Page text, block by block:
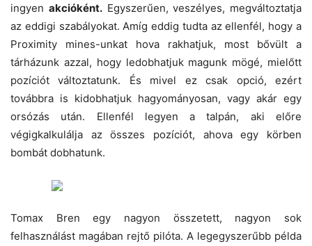
ingyen akcióként.Egyszerűen, veszélyes, megváltoztatja
az eddigi szabályokat. Amíg eddig tudta az ellenfél, hogy a
Proximity mines-unkat hova rakhatjuk, most bővült a
tárházunk azzal, hogy ledobhatjuk magunk mögé, mielőtt
pozíciót változtatunk. És mivel ez csak opció, ezért
továbbra is kidobhatjuk hagyományosan, vagy akár egy
orsózás után. Ellenfél legyen a talpán, aki előre
végigkalkulálja az összes pozíciót, ahova egy körben
bombát dobhatunk.
Tomax Bren egy nagyon összetett, nagyon sok
felhasználást magában rejtő pilóta. A legegyszerűbb példa